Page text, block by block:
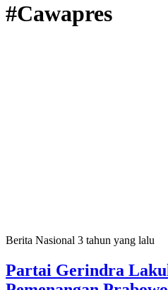
#Cawapres
Berita Nasional 3 tahun yang lalu
Partai Gerindra